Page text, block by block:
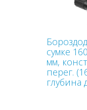
сумке
мм,
перег.
глубина